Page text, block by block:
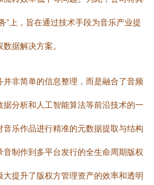
”上，旨在通过技术手段为音乐产业提
据解决方案。
并非简单的信息整理，而是融合了音频
分析和人工智能算法等前沿技术的一
乐作品进行精准的元数据提取与结构
制作到多平台发行的全生命周期版权
提升了版权方管理资产的效率和透明